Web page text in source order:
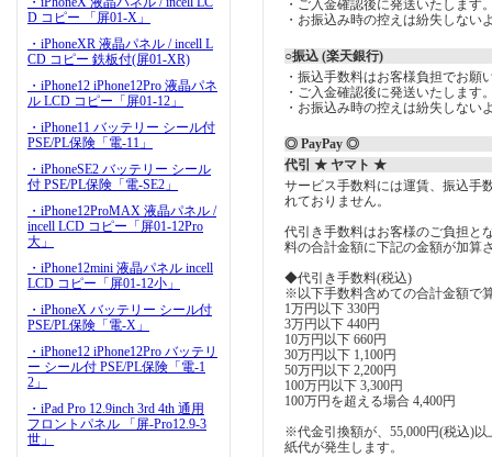
D コピー 「屏01-X」
・iPhoneXR 液晶パネル / incell L
CD コピー 鉄板付(屏01-XR)
・iPhone12 iPhone12Pro 液晶パネ
ル LCD コピー「屏01-12」
・iPhone11 バッテリー シール付
PSE/PL保険「電-11」
・iPhoneSE2 バッテリー シール
付 PSE/PL保険「電-SE2」
・iPhone12ProMAX 液晶パネル /
incell LCD コピー「屏01-12Pro
大」
・iPhone12mini 液晶パネル incell
LCD コピー「屏01-12小」
・iPhoneX バッテリー シール付
PSE/PL保険「電-X」
・iPhone12 iPhone12Pro バッテリ
ー シール付 PSE/PL保険「電-1
2」
・iPad Pro 12.9inch 3rd 4th 通用
フロントパネル 「屏-Pro12.9-3
世」
・ご入金確認後に発送いたします
・お振込み時の控えは紛失しない
○振込 (楽天銀行)
・振込手数料はお客様負担でお願
・ご入金確認後に発送いたします
・お振込み時の控えは紛失しない
◎ PayPay ◎
代引 ★ ヤマト ★
サービス手数料には運賃、振込手
れておりません。
代引き手数料はお客様のご負担と
料の合計金額に下記の金額が加算
◆代引き手数料(税込)
※以下手数料含めての合計金額で
1万円以下 330円
3万円以下 440円
10万円以下 660円
30万円以下 1,100円
50万円以下 2,200円
100万円以下 3,300円
100万円を超える場合 4,400円
※代金引換額が、55,000円(税込)
紙代が発生します。